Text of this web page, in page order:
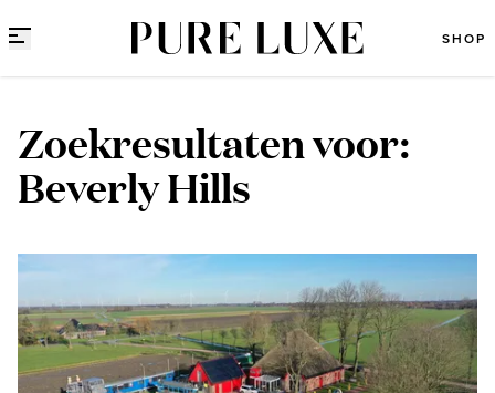
SHOP
Zoekresultaten voor:
Beverly Hills